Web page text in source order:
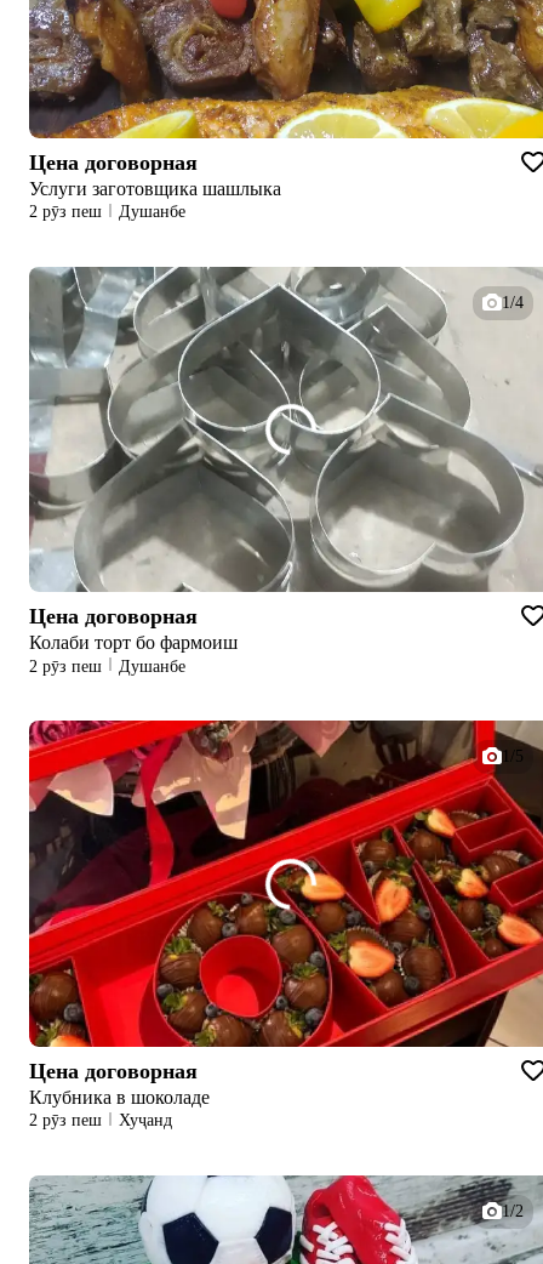
Цена договорная
Услуги заготовщика шашлыка
2 рӯз пеш Душанбе
1/4
Цена договорная
Колаби торт бо фармоиш
2 рӯз пеш Душанбе
1/5
Цена договорная
Клубника в шоколаде
2 рӯз пеш Хуҷанд
1/2